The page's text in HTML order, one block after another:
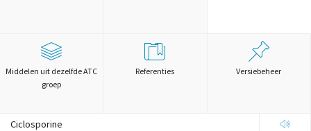
Middelen uit dezelfde ATC
groep
Referenties Versiebeheer
Ciclosporine